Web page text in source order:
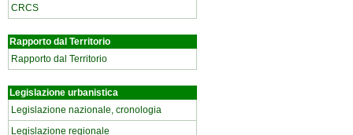
CRCS
Rapporto dal Territorio
Rapporto dal Territorio
Legislazione urbanistica
Legislazione nazionale, cronologia
Legislazione regionale